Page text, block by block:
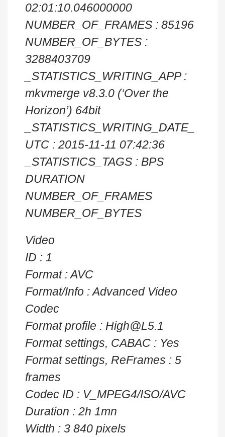
02:01:10.046000000
NUMBER_OF_FRAMES : 85196
NUMBER_OF_BYTES :
3288403709
_STATISTICS_WRITING_APP :
mkvmerge v8.3.0 (‘Over the
Horizon’) 64bit
_STATISTICS_WRITING_DATE_
UTC : 2015-11-11 07:42:36
_STATISTICS_TAGS : BPS
DURATION
NUMBER_OF_FRAMES
NUMBER_OF_BYTES
Video
ID : 1
Format : AVC
Format/Info : Advanced Video
Codec
Format profile : High@L5.1
Format settings, CABAC : Yes
Format settings, ReFrames : 5
frames
Codec ID : V_MPEG4/ISO/AVC
Duration : 2h 1mn
Width : 3 840 pixels